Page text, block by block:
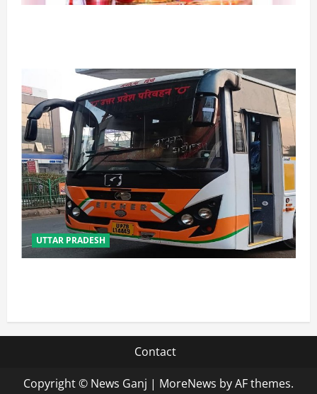
UTTAR PRADESH
Contact
Copyright © News Ganj | MoreNews by AF themes.